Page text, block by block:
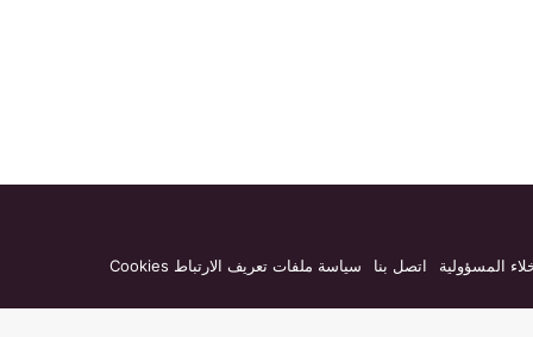
المسؤولية اتصل بنا سياسة ملفات تعريف الارتباط Cookies